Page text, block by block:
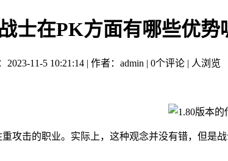
士在PK方面有哪些优势
2023-11-5 10:21:14 | 作者：admin | 0个评论 | 人浏览
攻击的职业。实际上，这种观念并没有错，但是